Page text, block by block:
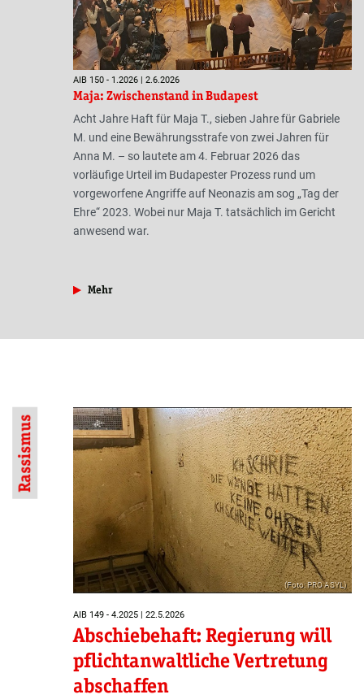
AIB 150 - 1.2026 | 2.6.2026
Maja: Zwischenstand in Budapest
Acht Jahre Haft für Maja T., sieben Jahre für Gabriele
M. und eine Bewährungsstrafe von zwei Jahren für
Anna M. – so lautete am 4. Februar 2026 das
vorläufige Urteil im Budapester Prozess rund um
vorgeworfene Angriffe auf Neonazis am sog „Tag der
Ehre“ 2023. Wobei nur Maja T. tatsächlich im Gericht
anwesend war.
Mehraus der Rubrik »Repression«
Rassismus
(Foto: PRO ASYL)
AIB 149 - 4.2025 | 22.5.2026
Abschiebehaft: Regierung will
pflichtanwaltliche Vertretung
abschaffen